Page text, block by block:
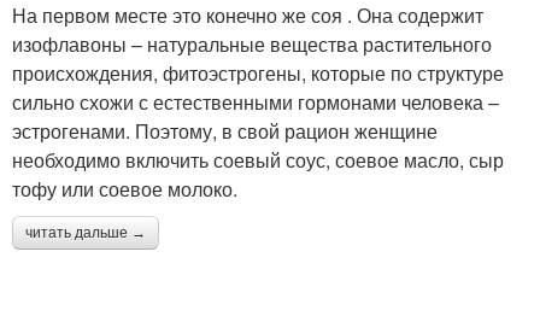
На первом месте это конечно же соя . Она содержит
изофлавоны – натуральные вещества растительного
происхождения, фитоэстрогены, которые по структуре
сильно схожи с естественными гормонами человека –
эстрогенами. Поэтому, в свой рацион женщине
необходимо включить соевый соус, соевое масло, сыр
тофу или соевое молоко.
читать дальше →